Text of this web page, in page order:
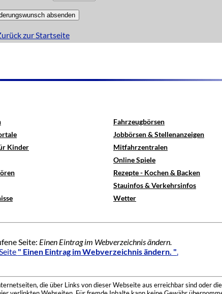
zur Startseite
Fahrzeugbörsen
Jobbörsen & Stellenanzeigen
Kinder
Mitfahrzentralen
Online Spiele
Rezepte - Kochen & Backen
Stauinfos & Verkehrsinfos
Wetter
Seite: Einen Eintrag im Webverzeichnis ändern.
" Einen Eintrag im Webverzeichnis ändern. ".
die über Links von dieser Webseite aus erreichbar sind oder